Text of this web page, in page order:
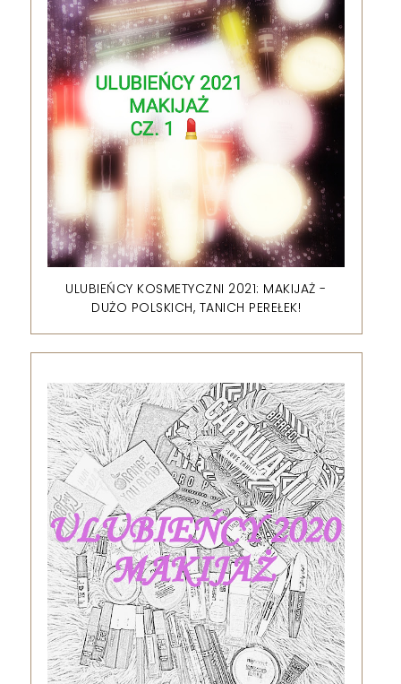
ULUBIEŃCY KOSMETYCZNI 2021: MAKIJAŻ -
DUŻO POLSKICH, TANICH PEREŁEK!